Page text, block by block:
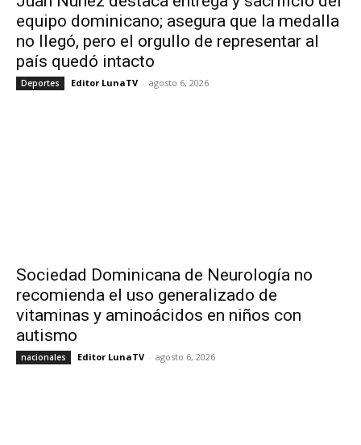
equipo dominicano; asegura que la medalla
no llegó, pero el orgullo de representar al
país quedó intacto
Deportes Editor LunaTV - agosto 6, 2026
Sociedad Dominicana de Neurología no
recomienda el uso generalizado de
vitaminas y aminoácidos en niños con
autismo
nacionales Editor LunaTV - agosto 6, 2026